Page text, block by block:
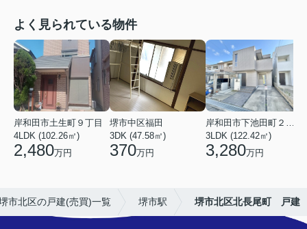
よく見られている物件
岸和田市土生町９丁目
4LDK (102.26㎡)
2,480万円
堺市中区福田
3DK (47.58㎡)
370万円
3LDK (122.42㎡)
3,280万円
市北区の戸建(売買)一覧 堺市駅 堺市北区北長尾町 戸建